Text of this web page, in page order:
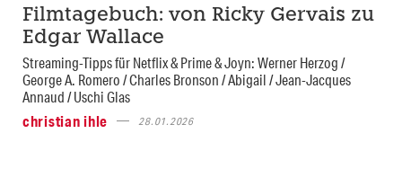
Filmtagebuch: von Ricky Gervais zu
Edgar Wallace
Streaming-Tipps für Netflix & Prime & Joyn: Werner Herzog /
George A. Romero / Charles Bronson / Abigail / Jean-Jacques
Annaud / Uschi Glas
christian ihle
28.01.2026